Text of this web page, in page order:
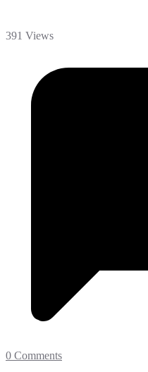
391 Views
0 Comments